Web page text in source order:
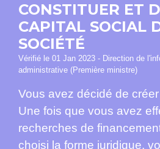
CONSTITUER ET
CAPITAL SOCIAL
SOCIÉTÉ
Vérifié le 01 Jan 2023 - Direction de
administrative (Première ministre)
Vous avez décidé de
Une fois que vous avez
recherches de
choisi la forme juridique,